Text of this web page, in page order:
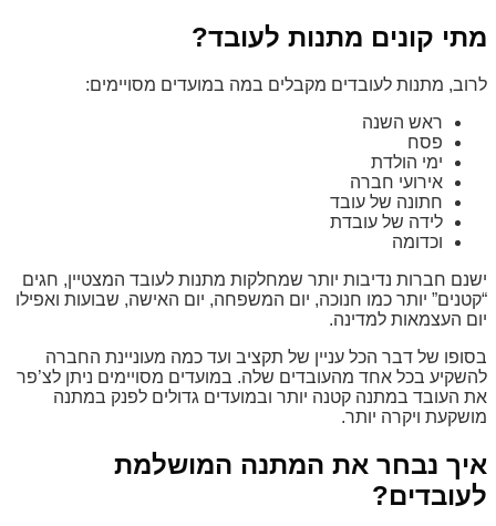
מתי קונים מתנות לעובד?
לרוב, מתנות לעובדים מקבלים במה במועדים מסויימים:
ראש השנה
פסח
ימי הולדת
אירועי חברה
חתונה של עובד
לידה של עובדת
וכדומה
ישנם חברות נדיבות יותר שמחלקות מתנות לעובד המצטיין, חגים
“קטנים” יותר כמו חנוכה, יום המשפחה, יום האישה, שבועות ואפילו
יום העצמאות למדינה.
בסופו של דבר הכל עניין של תקציב ועד כמה מעוניינת החברה
להשקיע בכל אחד מהעובדים שלה. במועדים מסויימים ניתן לצ’פר
את העובד במתנה קטנה יותר ובמועדים גדולים לפנק במתנה
מושקעת ויקרה יותר.
איך נבחר את המתנה המושלמת
לעובדים?